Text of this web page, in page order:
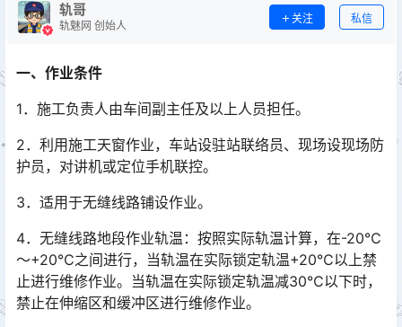
轨哥
轨魅网 创始人
关注 私信
一、作业条件
1．施工负责人由车间副主任及以上人员担任。
2．利用施工天窗作业，车站设驻站联络员、现场设现场防
护员，对讲机或定位手机联控。
3．适用于无缝线路铺设作业。
4．无缝线路地段作业轨温：按照实际轨温计算，在-20℃
～+20℃之间进行，当轨温在实际锁定轨温+20℃以上禁
止进行维修作业。当轨温在实际锁定轨温减30℃以下时，
禁止在伸缩区和缓冲区进行维修作业。󠅅󠅃󠄵󠅂󠄪󠇖󠆨󠆨󠇕󠆞󠆒󠅬󠇘󠆭󠆘󠇙󠆝󠅵󠇗󠆭󠆁󠄐󠇗󠅹󠅸󠇖󠆍󠅳󠇖󠅹󠅰󠇖󠆌󠅹